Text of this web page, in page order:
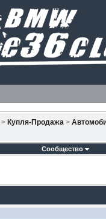
> Купля-Продажа >
Сообщество